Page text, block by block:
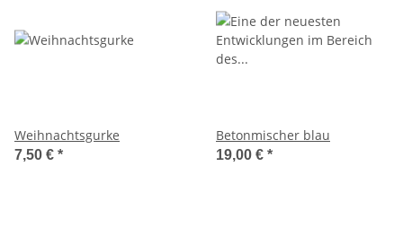
Weihnachtsgurke
7,50 € *
Betonmischer blau
19,00 € *